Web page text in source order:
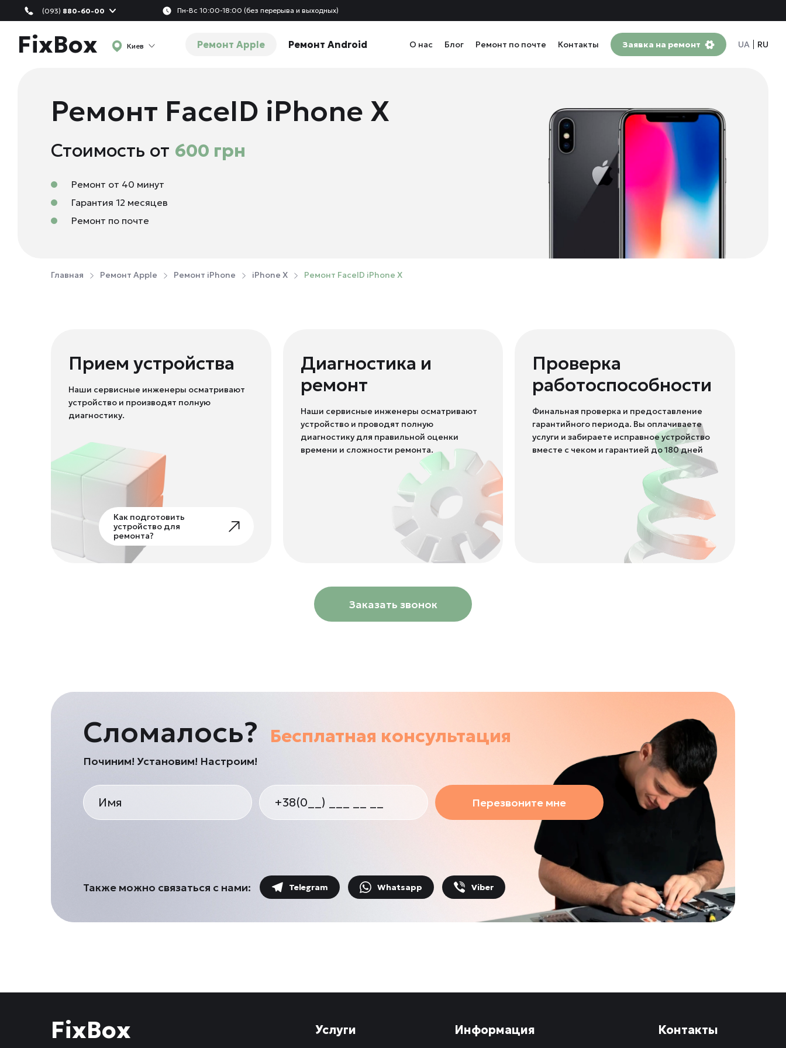
(093) 880-60-00 Пн-Вс 10:00-18:00 (без перерыва и выходных)
FixBox Киев Ремонт Apple Ремонт Android О нас Блог Ремонт по почте Контакты Заявка на ремонт UA RU
Ремонт FaceID iPhone X
Стоимость от 600 грн
Ремонт от 40 минут
Гарантия 12 месяцев
Ремонт по почте
Главная Ремонт Apple Ремонт iPhone iPhone X Ремонт FaceID iPhone X
Прием устройства
Наши сервисные инженеры осматривают
устройство и производят полную
диагностику.
Как подготовить
устройство для
ремонта?
Диагностика и
ремонт
Наши сервисные инженеры осматривают
устройство и проводят полную
диагностику для правильной оценки
времени и сложности ремонта.
Проверка
работоспособности
Финальная проверка и предоставление
гарантийного периода. Вы оплачиваете
услуги и забираете исправное устройство
вместе с чеком и гарантией до 180 дней
Заказать звонок
Сломалось? Бесплатная консультация
Починим! Установим! Настроим!
Перезвоните мне
Также можно связаться с нами: Telegram Whatsapp Viber
FixBox Услуги Информация Контакты